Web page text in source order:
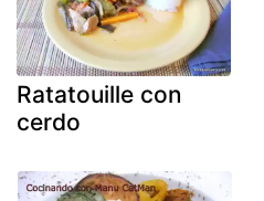
Ratatouille con
cerdo